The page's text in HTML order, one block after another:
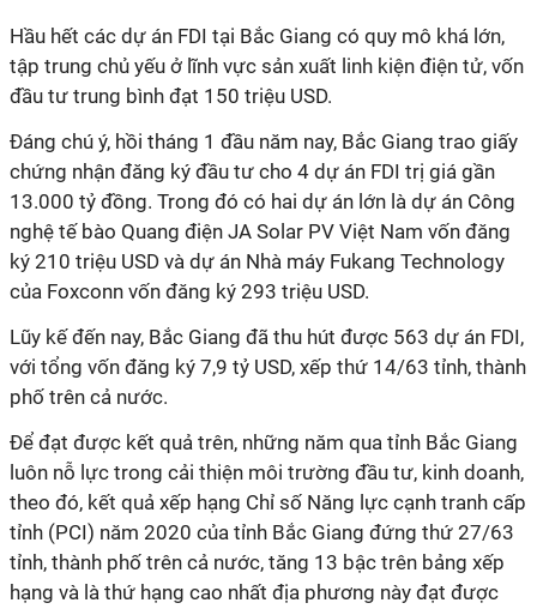
Hầu hết các dự án FDI tại Bắc Giang có quy mô khá lớn,
tập trung chủ yếu ở lĩnh vực sản xuất linh kiện điện tử, vốn
đầu tư trung bình đạt 150 triệu USD.
Đáng chú ý, hồi tháng 1 đầu năm nay, Bắc Giang trao giấy
chứng nhận đăng ký đầu tư cho 4 dự án FDI trị giá gần
13.000 tỷ đồng. Trong đó có hai dự án lớn là dự án Công
nghệ tế bào Quang điện JA Solar PV Việt Nam vốn đăng
ký 210 triệu USD và dự án Nhà máy Fukang Technology
của Foxconn vốn đăng ký 293 triệu USD.
Lũy kế đến nay, Bắc Giang đã thu hút được 563 dự án FDI,
với tổng vốn đăng ký 7,9 tỷ USD, xếp thứ 14/63 tỉnh, thành
phố trên cả nước.
Để đạt được kết quả trên, những năm qua tỉnh Bắc Giang
luôn nỗ lực trong cải thiện môi trường đầu tư, kinh doanh,
theo đó, kết quả xếp hạng Chỉ số Năng lực cạnh tranh cấp
tỉnh (PCI) năm 2020 của tỉnh Bắc Giang đứng thứ 27/63
tỉnh, thành phố trên cả nước, tăng 13 bậc trên bảng xếp
hạng và là thứ hạng cao nhất địa phương này đạt được